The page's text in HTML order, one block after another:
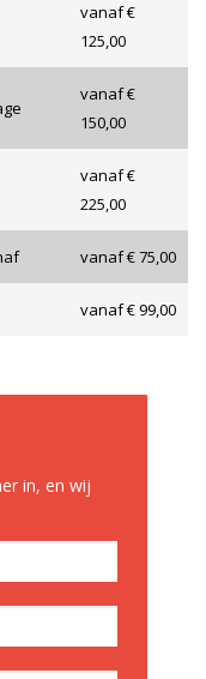
vanaf €
125,00
vanaf €
150,00
vanaf €
225,00
vanaf € 75,00
vanaf € 99,00
in, en wij